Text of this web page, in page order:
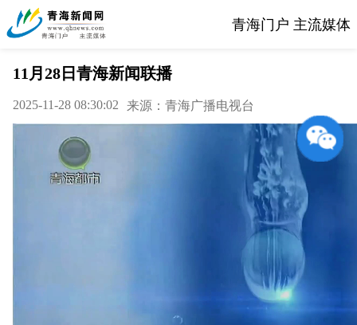
青海门户 主流媒体
11月28日青海新闻联播
2025-11-28 08:30:02 来源：青海广播电视台